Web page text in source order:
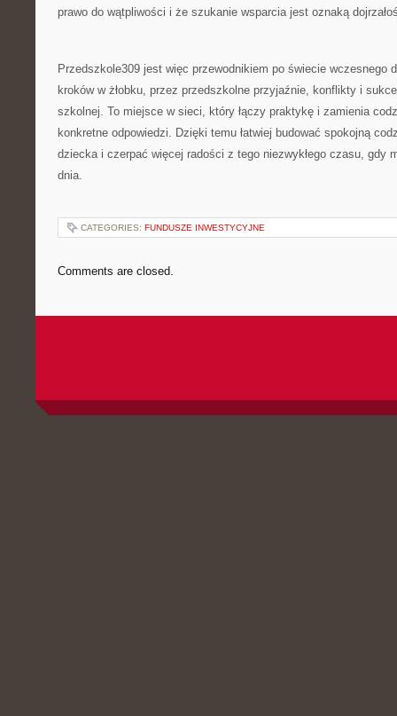
prawo do wątpliwości i że szukanie wsparcia jest oznaką
Przedszkole309 jest więc przewodnikiem po świecie wczesnego
kroków w żłobku, przez przedszkolne przyjaźnie, konflikty i
szkolnej. To miejsce w sieci, który łączy praktykę i zamienia
konkretne odpowiedzi. Dzięki temu łatwiej budować spokojną
dziecka i czerpać więcej radości z tego niezwykłego czasu, gdy
dnia.
CATEGORIES: FUNDUSZE INWESTYCYJNE
Comments are closed.